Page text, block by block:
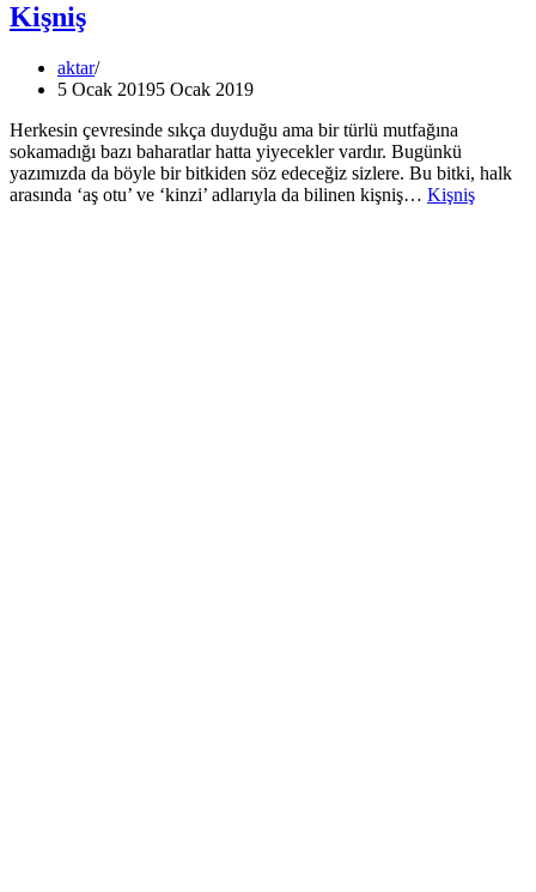
Kişniş
aktar
5 Ocak 20195 Ocak 2019
Herkesin çevresinde sıkça duyduğu ama bir türlü mutfağına
sokamadığı bazı baharatlar hatta yiyecekler vardır. Bugünkü
yazımızda da böyle bir bitkiden söz edeceğiz sizlere. Bu bitki, halk
arasında ‘aş otu’ ve ‘kinzi’ adlarıyla da bilinen kişniş… Kişniş